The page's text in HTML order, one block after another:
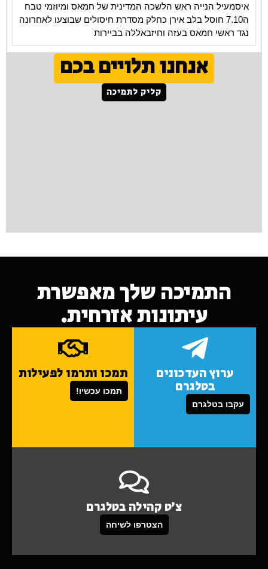
איסמעיל הנייה ראש הלשכה המדינית של חמאס ומיוזמי טבח
ה7.10 חוסל בלב אירן כחלק מסדרת חיסולים שבוצעו לאחרונה
נגד ראשי חמאס בעזה וחיזבאללה בביירות
אנחנו תלויים בכם
קליק לתמיכה
התמיכה שלך מאפשרת
עיתונות אזרחית.
ערוץ העדכונים
בטלגרם
עקבו בטלגרם
תמכו ותרמו לפעילות
תמכו עכשיו!
צ'ט קהילה בטלגרם
הצטרפו לשיחה